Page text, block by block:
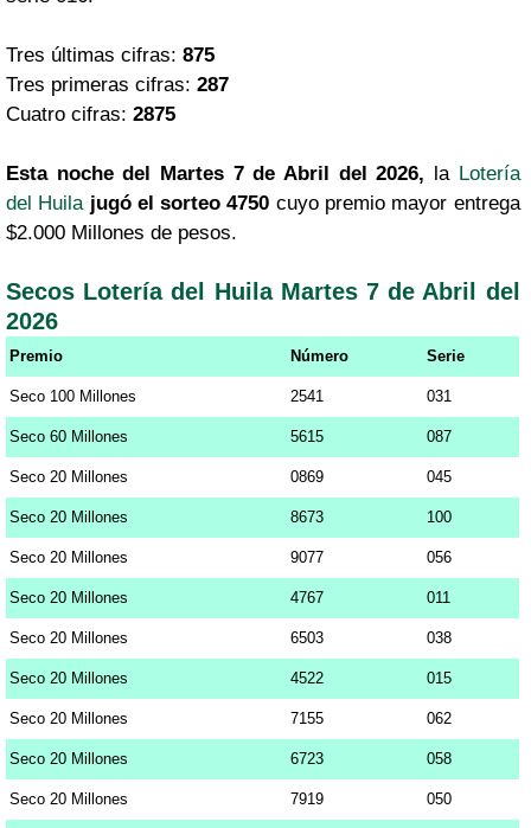
Tres últimas cifras: 875
Tres primeras cifras: 287
Cuatro cifras: 2875
Esta noche del Martes 7 de Abril del 2026, la Lotería
del Huila jugó el sorteo 4750 cuyo premio mayor entrega
$2.000 Millones de pesos.
Secos Lotería del Huila Martes 7 de Abril del
2026
Premio Número Serie
Seco 100 Millones 2541 031
Seco 60 Millones 5615 087
Seco 20 Millones 0869 045
Seco 20 Millones 8673 100
Seco 20 Millones 9077 056
Seco 20 Millones 4767 011
Seco 20 Millones 6503 038
Seco 20 Millones 4522 015
Seco 20 Millones 7155 062
Seco 20 Millones 6723 058
Seco 20 Millones 7919 050